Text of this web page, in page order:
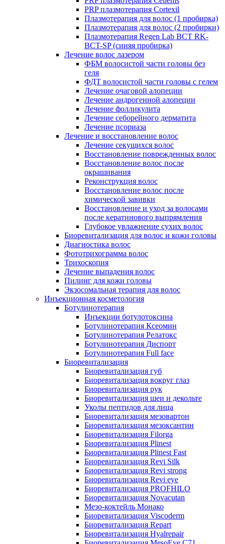
PRP плазмотерапия Cortexil
Плазмотерапия для волос (1 пробирка)
Плазмотерапия для волос (2 пробирки)
Плазмотерапия Regen Lab BCT RK-
BCT-SP (синяя пробирка)
Лечение волос лазером
ФБМ волосистой части головы без
геля
ФДТ волосистой части головы с гелем
Лечение очаговой алопеции
Лечение андрогенной алопеции
Лечение фолликулита
Лечение себорейного дерматита
Лечение псориаза
Лечение и восстановление волос
Лечение секущихся волос
Восстановление поврежденных волос
Восстановление волос после
окрашивания
Реконструкция волос
Восстановление волос после
химической завивки
Восстановление и уход за волосами
после кератинового выпрямления
Глубокое увлажнение сухих волос
Биоревитализация для волос и кожи головы
Диагностика волос
Фототрихограмма волос
Трихоскопия
Лечение выпадения волос
Пилинг для кожи головы
Экзосомальная терапия для волос
Инъекционная косметология
Ботулинотерапия
Инъекции ботулотоксина
Ботулинотерапия Ксеомин
Ботулинотерапия Релатокс
Ботулинотерапия Диспорт
Ботулинотерапия Full face
Биоревитализация
Биоревитализация губ
Биоревитализация вокруг глаз
Биоревитализация рук
Биоревитализация шеи и декольте
Уколы пептидов для лица
Биоревитализация мезовартон
Биоревитализация мезоксантин
Биоревитализация Filorga
Биоревитализация Plinest
Биоревитализация Plinest Fast
Биоревитализация Revi Silk
Биоревитализация Revi strong
Биоревитализация Revi eye
Биоревитализация PROFHILO
Биоревитализация Novacutan
Мезо-коктейль Монако
Биоревитализация Viscoderm
Биоревитализация Repart
Биоревитализация Hyalrepair